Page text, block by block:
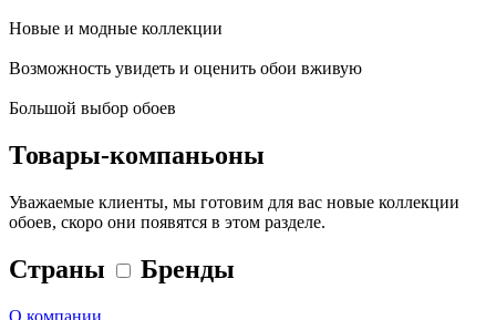
Новые и модные коллекции
Возможность увидеть и оценить обои вживую
Большой выбор обоев
Товары-компаньоны
Уважаемые клиенты, мы готовим для вас новые коллекции
обоев, скоро они появятся в этом разделе.
Страны Бренды
О компании